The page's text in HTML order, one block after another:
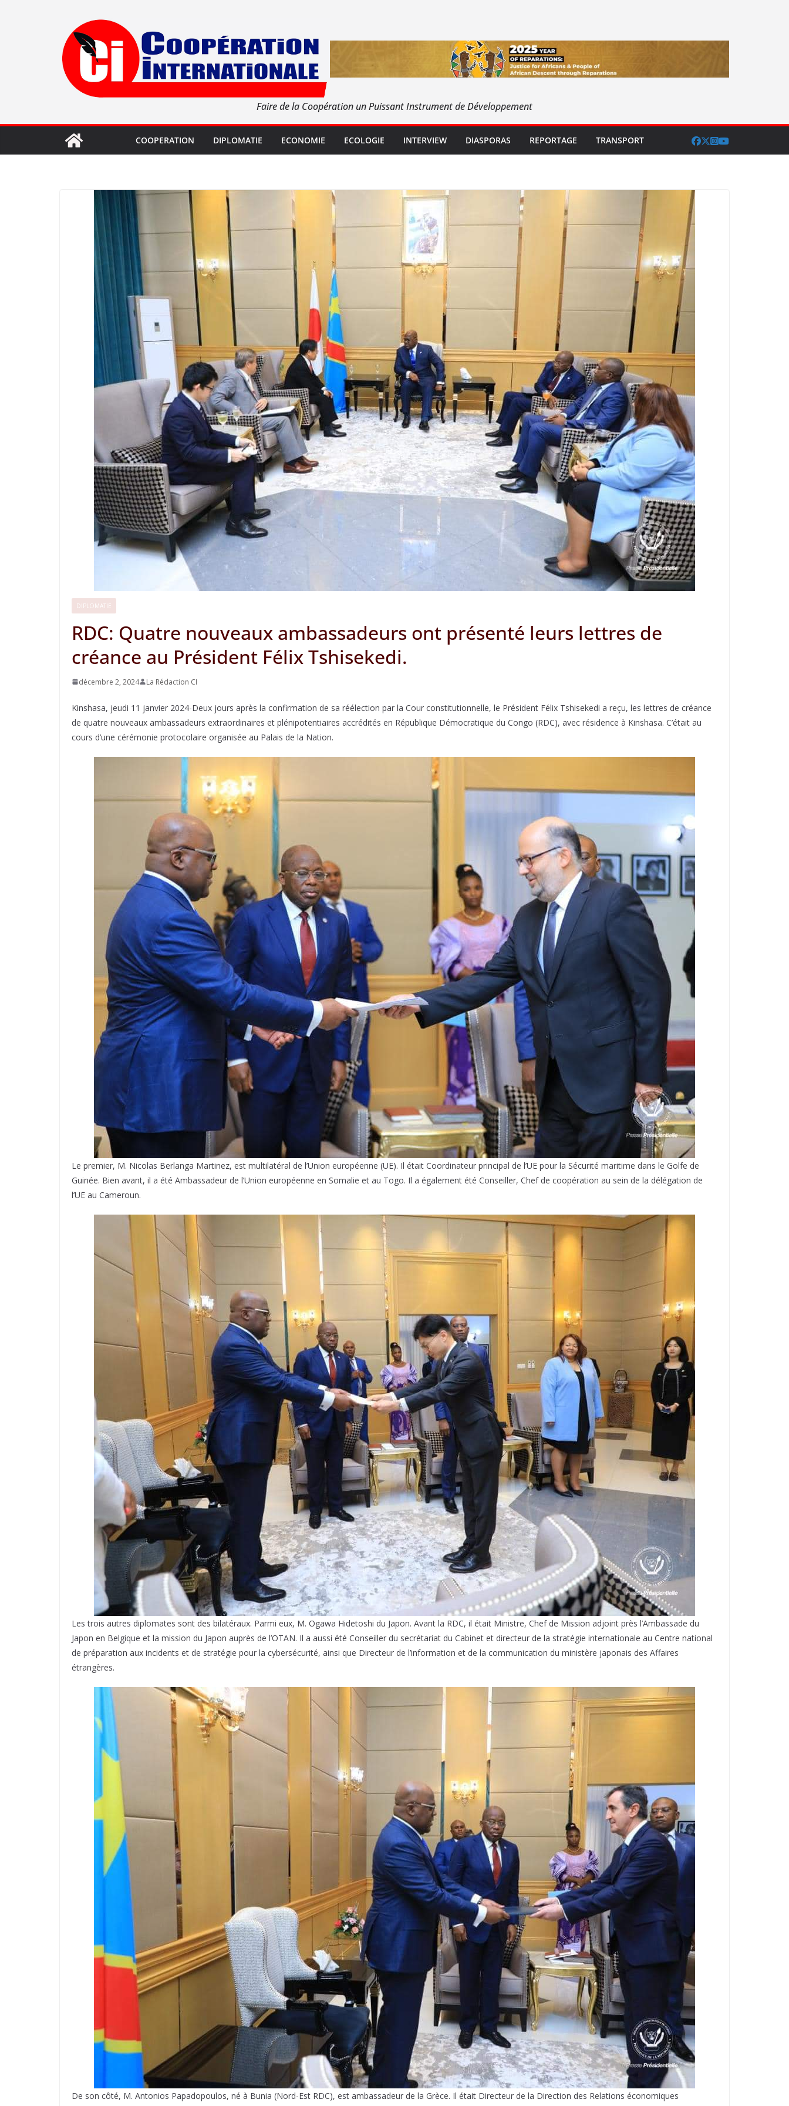
Faire de la Coopération un Puissant Instrument de Développement
COOPERATION DIPLOMATIE ECONOMIE ECOLOGIE INTERVIEW DIASPORAS REPORTAGE TRANSPORT
DIPLOMATIE
RDC: Quatre nouveaux ambassadeurs ont présenté leurs lettres de
créance au Président Félix Tshisekedi.
décembre 2, 2024 La Rédaction CI
Kinshasa, jeudi 11 janvier 2024-Deux jours après la confirmation de sa réélection par la Cour constitutionnelle, le Président Félix Tshisekedi a reçu, les lettres de créance
de quatre nouveaux ambassadeurs extraordinaires et plénipotentiaires accrédités en République Démocratique du Congo (RDC), avec résidence à Kinshasa. C’était au
cours d’une cérémonie protocolaire organisée au Palais de la Nation.
Le premier, M. Nicolas Berlanga Martinez, est multilatéral de l’Union européenne (UE). Il était Coordinateur principal de l’UE pour la Sécurité maritime dans le Golfe de
Guinée. Bien avant, il a été Ambassadeur de l’Union européenne en Somalie et au Togo. Il a également été Conseiller, Chef de coopération au sein de la délégation de
l’UE au Cameroun.
Les trois autres diplomates sont des bilatéraux. Parmi eux, M. Ogawa Hidetoshi du Japon. Avant la RDC, il était Ministre, Chef de Mission adjoint près l’Ambassade du
Japon en Belgique et la mission du Japon auprès de l’OTAN. Il a aussi été Conseiller du secrétariat du Cabinet et directeur de la stratégie internationale au Centre national
de préparation aux incidents et de stratégie pour la cybersécurité, ainsi que Directeur de l’information et de la communication du ministère japonais des Affaires
étrangères.
De son côté, M. Antonios Papadopoulos, né à Bunia (Nord-Est RDC), est ambassadeur de la Grèce. Il était Directeur de la Direction des Relations économiques